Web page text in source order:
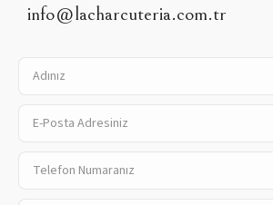
info@lacharcuteria.com.tr